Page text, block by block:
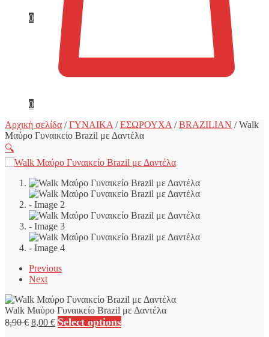
0
0
Αρχική σελίδα /ΓΥΝΑΙΚΑ /ΕΣΩΡΟΥΧΑ /BRAZILIAN /Walk
Μαύρο Γυναικείο Brazil με Δαντέλα
🔍
Previous
Next
Walk Μαύρο Γυναικείο Brazil με Δαντέλα
8,90€ Original
8,00 €Η
τρέχουσα
Select options